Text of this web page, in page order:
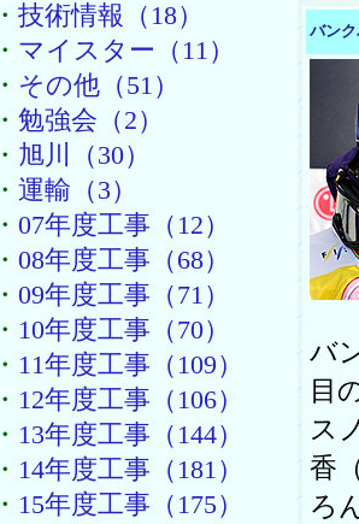
・ 技術情報（18）
・ マイスター（11）
・ その他（51）
・ 勉強会（2）
・ 旭川（30）
・ 運輸（3）
・ 07年度工事（12）
・ 08年度工事（68）
・ 09年度工事（71）
・ 10年度工事（70）
・ 11年度工事（109）
・ 12年度工事（106）
・ 13年度工事（144）
・ 14年度工事（181）
・ 15年度工事（175）
バン
バ
目
ス
香
ろ